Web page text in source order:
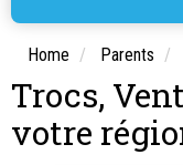
Home Parents
Trocs,
votre